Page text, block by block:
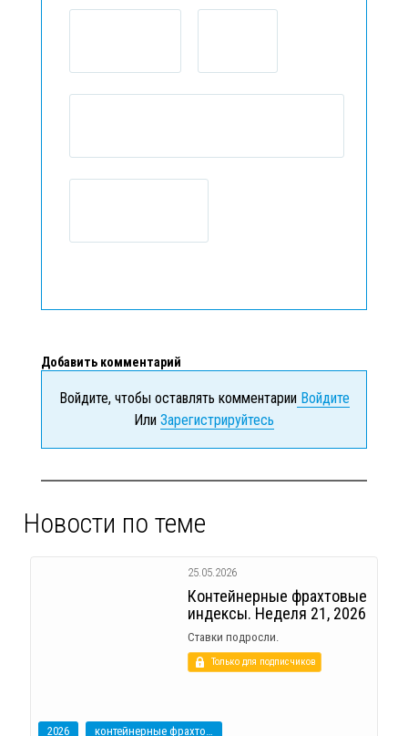
Добавить комментарий
Войдите, чтобы оставлять комментарииВойдите
Или Зарегистрируйтесь
Новости по теме
25.05.2026
Контейнерные фрахтовые
индексы. Неделя 21, 2026
Ставки подросли.
Только для подписчиков
2026